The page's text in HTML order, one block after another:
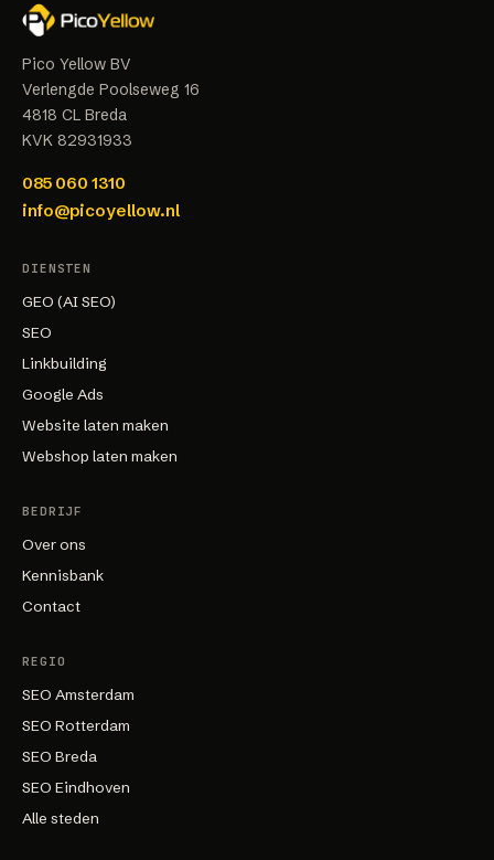
Pico Yellow BV
Verlengde Poolseweg 16
4818 CL Breda
KVK 82931933
085 060 1310
info@picoyellow.nl
DIENSTEN
GEO (AI SEO)
SEO
Linkbuilding
Google Ads
Website laten maken
Webshop laten maken
BEDRIJF
Over ons
Kennisbank
Contact
REGIO
SEO Amsterdam
SEO Rotterdam
SEO Breda
SEO Eindhoven
Alle steden